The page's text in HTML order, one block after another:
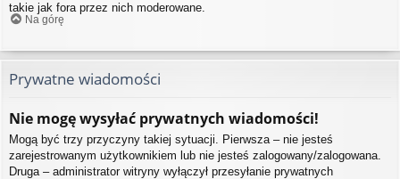
takie jak fora przez nich moderowane.
Na górę
Prywatne wiadomości
Nie mogę wysyłać prywatnych wiadomości!
Mogą być trzy przyczyny takiej sytuacji. Pierwsza – nie jesteś
zarejestrowanym użytkownikiem lub nie jesteś zalogowany/zalogowana.
Druga – administrator witryny wyłączył przesyłanie prywatnych